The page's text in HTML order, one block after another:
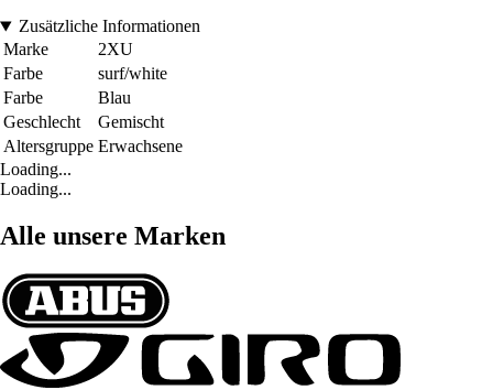
Zusätzliche Informationen
Marke
2XU
Farbe
surf/white
Farbe
Blau
Geschlecht
Gemischt
Altersgruppe Erwachsene
Loading...
Loading...
Alle unsere Marken